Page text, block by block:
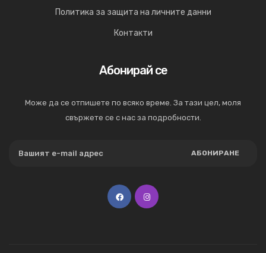
Политика за защита на личните данни
Контакти
Абонирай се
Може да се отпишете по всяко време. За тази цел, моля
свържете се с нас за подробности.
АБОНИРАНЕ